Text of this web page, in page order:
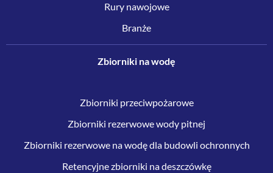
Rury nawojowe
Branże
Zbiorniki na wodę
Zbiorniki przeciwpożarowe
Zbiorniki rezerwowe wody pitnej
Zbiorniki rezerwowe na wodę dla budowli ochronnych
Retencyjne zbiorniki na deszczówkę